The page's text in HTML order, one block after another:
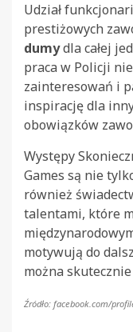
Udział
prestiżowych
dumydla całej
praca w Policji
zainteresowań i
inspirację dla
obowiązków
Występy
Games są nie
również
talentami, które
motywują do
można skutecznie
Źródło: facebook.com/